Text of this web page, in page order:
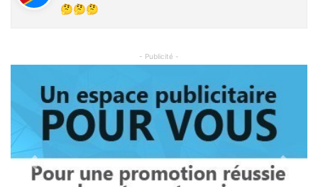
🤔🤔🤔
- Publicité -
Previous Next